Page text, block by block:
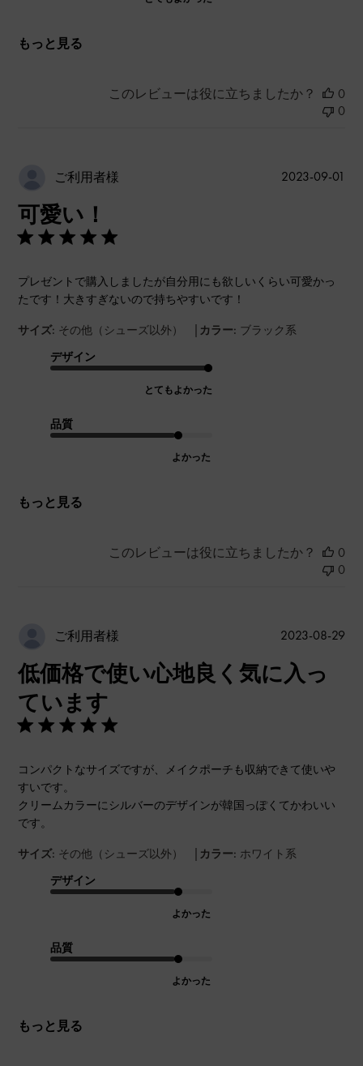
もっと見る
このレビューは役に立ちましたか？
0
0
ご利用者様
可愛い！
プレゼントで購入しましたが自分用にも欲しいくらい可愛かっ
たです！大きすぎないので持ちやすいです！
サイズ: その他（シューズ以外） | カラー: ブラック系
デザイン
とてもよかった
品質
よかった
もっと見る
2023-09-01
このレビューは役に立ちましたか？
0
0
ご利用者様
低価格で使い心地良く気に入っ
ています
コンパクトなサイズですが、メイクポーチも収納できて使いや
すいです。
クリームカラーにシルバーのデザインが韓国っぽくてかわいい
です。
サイズ: その他（シューズ以外） | カラー: ホワイト系
デザイン
よかった
品質
よかった
もっと見る
公
2023-08-29